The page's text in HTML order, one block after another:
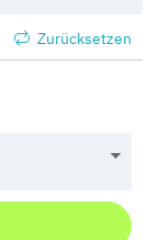
Zurücksetzen